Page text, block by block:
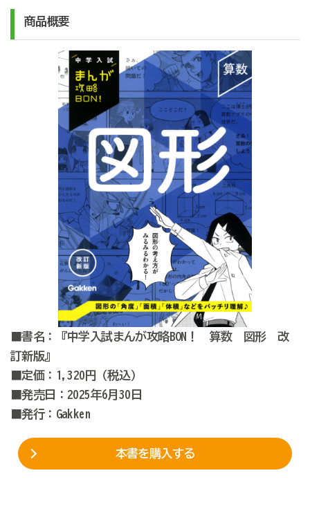
商品概要
■書名：『中学入試まんが攻略BON！ 算数 図形 改
訂新版』
■定価：1,320円（税込）
■発売日：2025年6月30日
■発行：Gakken
本書を購入する